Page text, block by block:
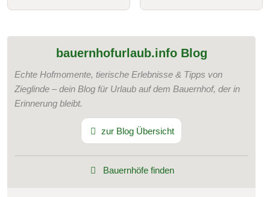
bauernhofurlaub.info Blog
Echte Hofmomente, tierische Erlebnisse & Tipps von
Zieglinde – dein Blog für Urlaub auf dem Bauernhof, der in
Erinnerung bleibt.
zur Blog Übersicht
Bauernhöfe finden